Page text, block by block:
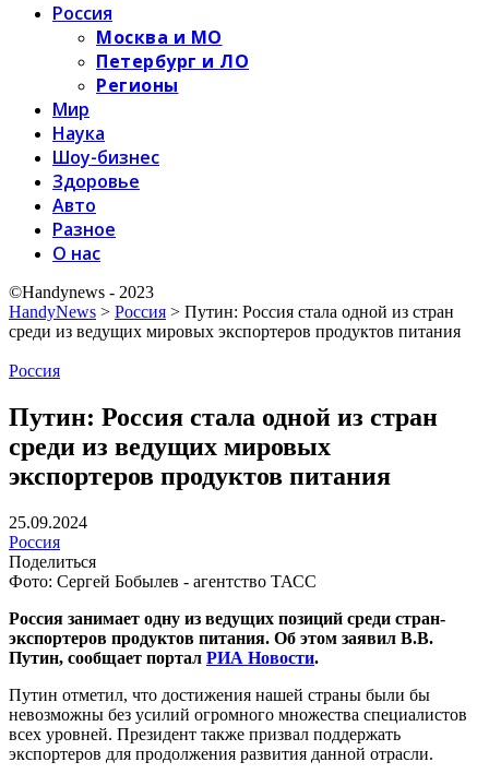
Россия
Москва и МО
Петербург и ЛО
Регионы
Мир
Наука
Шоу-бизнес
Здоровье
Авто
Разное
О нас
©Handynews - 2023
HandyNews > Россия > Путин: Россия стала одной из стран
среди из ведущих мировых экспортеров продуктов питания
Россия
Путин: Россия стала одной из стран
среди из ведущих мировых
экспортеров продуктов питания
25.09.2024
Россия
Поделиться
Фото: Сергей Бобылев - агентство ТАСС
Россия занимает одну из ведущих позиций среди стран-
экспортеров продуктов питания. Об этом заявил В.В.
Путин, сообщает портал РИА Новости.
Путин отметил, что достижения нашей страны были бы
невозможны без усилий огромного множества специалистов
всех уровней. Президент также призвал поддержать
экспортеров для продолжения развития данной отрасли.